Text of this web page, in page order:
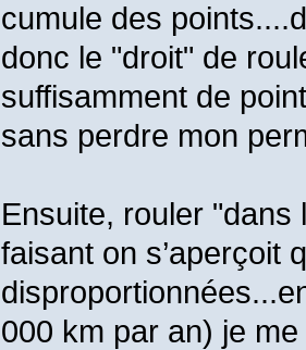
cumule des
donc le "droit" de
suffisamment de
sans perdre mon
Ensuite, rouler
faisant on s’aperçoit
000 km par an) je